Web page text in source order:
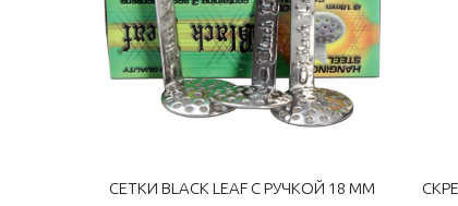
СЕТКИ BLACK LEAF С РУЧКОЙ 18 ММ